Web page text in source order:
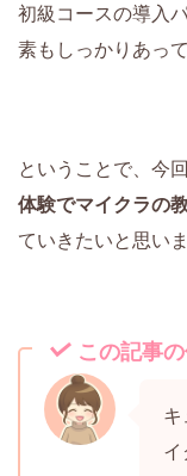
初級コースの導入
素もしっかりあっ
ということで、今
体験でマイクラの
ていきたいと思い
この記事